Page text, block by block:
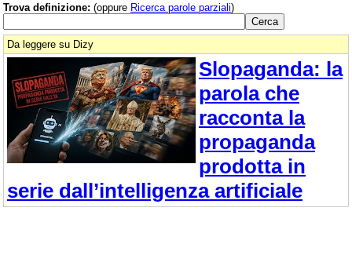
Trova definizione: (oppure Ricerca parole parziali)
Da leggere su Dizy
Slopaganda: la
parola che
racconta la
propaganda
prodotta in
serie dall’intelligenza artificiale